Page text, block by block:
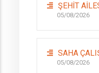
ŞEHİT
05/08/2026
SAHA
05/08/2026